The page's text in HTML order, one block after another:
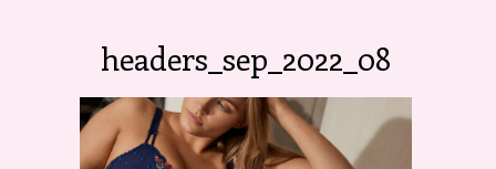
headers_sep_2022_08